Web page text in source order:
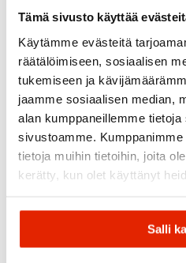
Tämä sivusto käyttää
Käytämme evästeitä
räätälöimiseen, sosiaalisen
tukemiseen ja
jaamme sosiaalisen median,
alan kumppaneillemme
sivustoamme.
tietoja muihin tietoihin, joita
kerätty, kun olet käyttänyt
Salli
RAB
Rab
Cinder
Phantom
Naisten
Kuoritakki
Maloja
hinta
€
hinta
Maloja
NelkenwurzM.
Naisten
Juoksutakki
hinta
oli:
45,00
hinta
on:
1/2